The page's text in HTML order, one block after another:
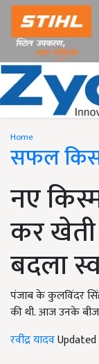
Home
सफल
नए
कर
बदला
पंजाब के कुलविंदर
की थी. आज उनके बीज
रवींद्र यादव